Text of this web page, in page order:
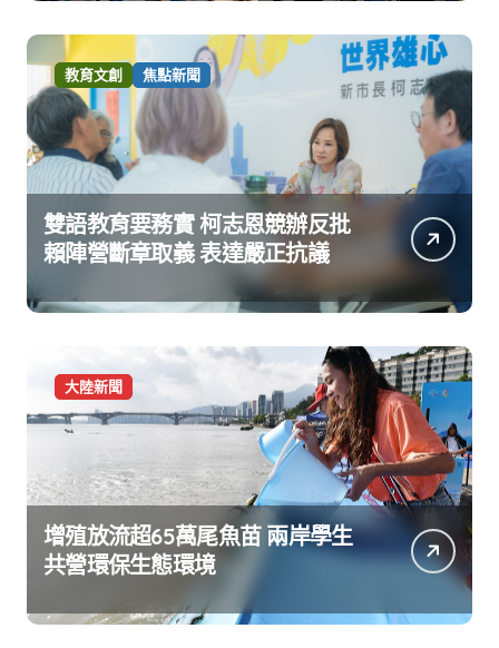
教育文創 焦點新聞
雙語教育要務實 柯志恩競辦反批
賴陣營斷章取義 表達嚴正抗議
大陸新聞
增殖放流超65萬尾魚苗 兩岸學生
共營環保生態環境